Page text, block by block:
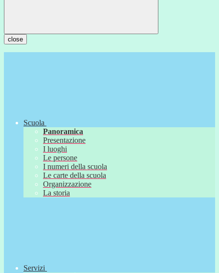
close
Scuola
Panoramica
Presentazione
I luoghi
Le persone
I numeri della scuola
Le carte della scuola
Organizzazione
La storia
Servizi